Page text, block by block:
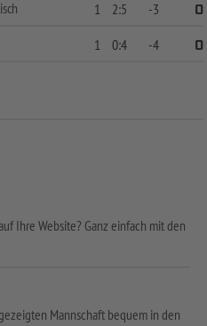
1 2:5 -3
0
1 0:4 -4 0
Ihre Website? Ganz einfach mit den
Mannschaft bequem in den